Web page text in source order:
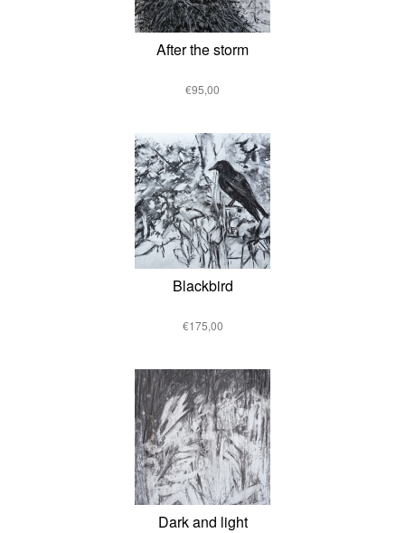
After the storm
€95,00
Blackbird
€175,00
Dark and light